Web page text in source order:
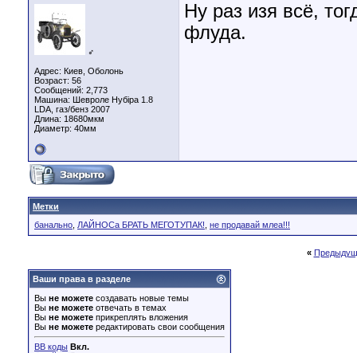
♂
Адрес: Киев, Оболонь
Возраст: 56
Сообщений: 2,773
Машина: Шевроле Нубіра 1.8
LDA, газ/бенз 2007
Длина: 18680мкм
Диаметр: 40мм
Ну раз изя всё,
флуда.
Метки
банально ЛАЙНОСа БРАТЬ МЕГОТУПАК! не продавай млеа!!!
«
Ваши права в разделе
Вы не можете создавать новые темы
Вы не можете отвечать в темах
Вы не можете прикреплять вложения
Вы не можете редактировать свои сообщения
BB коды Вкл.